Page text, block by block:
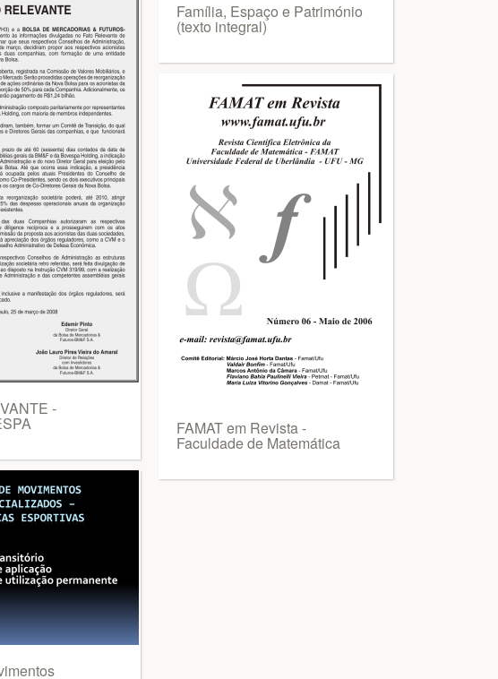
-
Família, Espaço e Património
(texto integral)
FAMAT em Revista -
Faculdade de Matemática